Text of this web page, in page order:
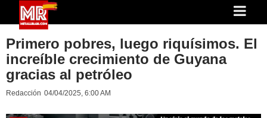
Primero pobres, luego riquísimos. El
increíble crecimiento de Guyana
gracias al petróleo
Redacción 04/04/2025, 6:00 AM